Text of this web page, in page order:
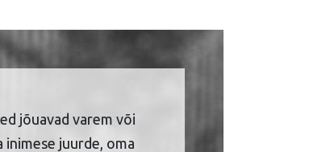
jõuavad varem või
inimese juurde, oma